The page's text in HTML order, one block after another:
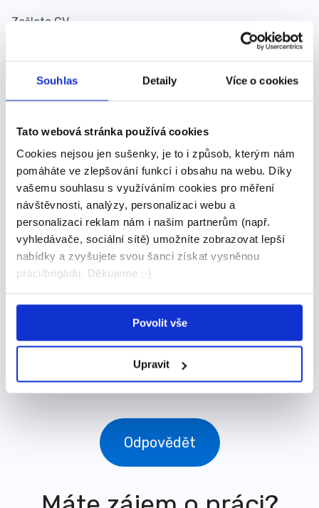
Souhlas Detaily Více o cookies
Tato webová stránka používá cookies
Cookies nejsou jen sušenky, je to i způsob, kterým nám
pomáháte ve zlepšování funkcí i obsahu na webu. Díky
vašemu souhlasu s využíváním cookies pro měření
návštěvnosti, analýzy, personalizaci webu a
personalizaci reklam nám i našim partnerům (např.
vyhledávače, sociální sítě) umožníte zobrazovat lepší
nabídky a zvyšujete svou šanci získat vysněnou
práci/brigádu. Děkujeme :-)
Povolit vše
Upravit
Zašlete CV.
Kontaktovat budeme jen vhodné uchazeče.
Pracoviště:
Olomouc (Olomouc)
21 000 - 26 500 Kč/
měs.
Počet míst:
2
Úvazek:
Zkrácený
Min. vzdělání:
Středoškolské
Firma:
FORCORP GROUP spol. s r. o.
Odpovědět